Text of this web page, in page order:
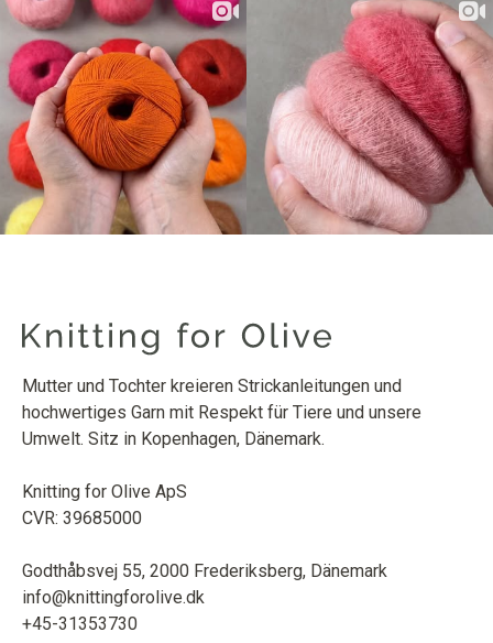
Mutter und Tochter kreieren Strickanleitungen und
hochwertiges Garn mit Respekt für Tiere und unsere
Umwelt. Sitz in Kopenhagen, Dänemark.
Knitting for Olive ApS
CVR: 39685000
Godthåbsvej 55, 2000 Frederiksberg, Dänemark
info@knittingforolive.dk
+45-31353730